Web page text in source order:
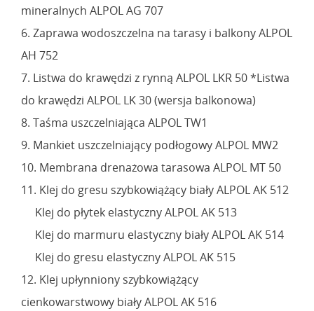
mineralnych ALPOL AG 707
6. Zaprawa wodoszczelna na tarasy i balkony ALPOL
AH 752
7. Listwa do krawędzi z rynną ALPOL LKR 50 *Listwa
do krawędzi ALPOL LK 30 (wersja balkonowa)
8. Taśma uszczelniająca ALPOL TW1
9. Mankiet uszczelniający podłogowy ALPOL MW2
10. Membrana drenażowa tarasowa ALPOL MT 50
11. Klej do gresu szybkowiążący biały ALPOL AK 512
Klej do płytek elastyczny ALPOL AK 513
Klej do marmuru elastyczny biały ALPOL AK 514
Klej do gresu elastyczny ALPOL AK 515
12. Klej upłynniony szybkowiążący
cienkowarstwowy biały ALPOL AK 516